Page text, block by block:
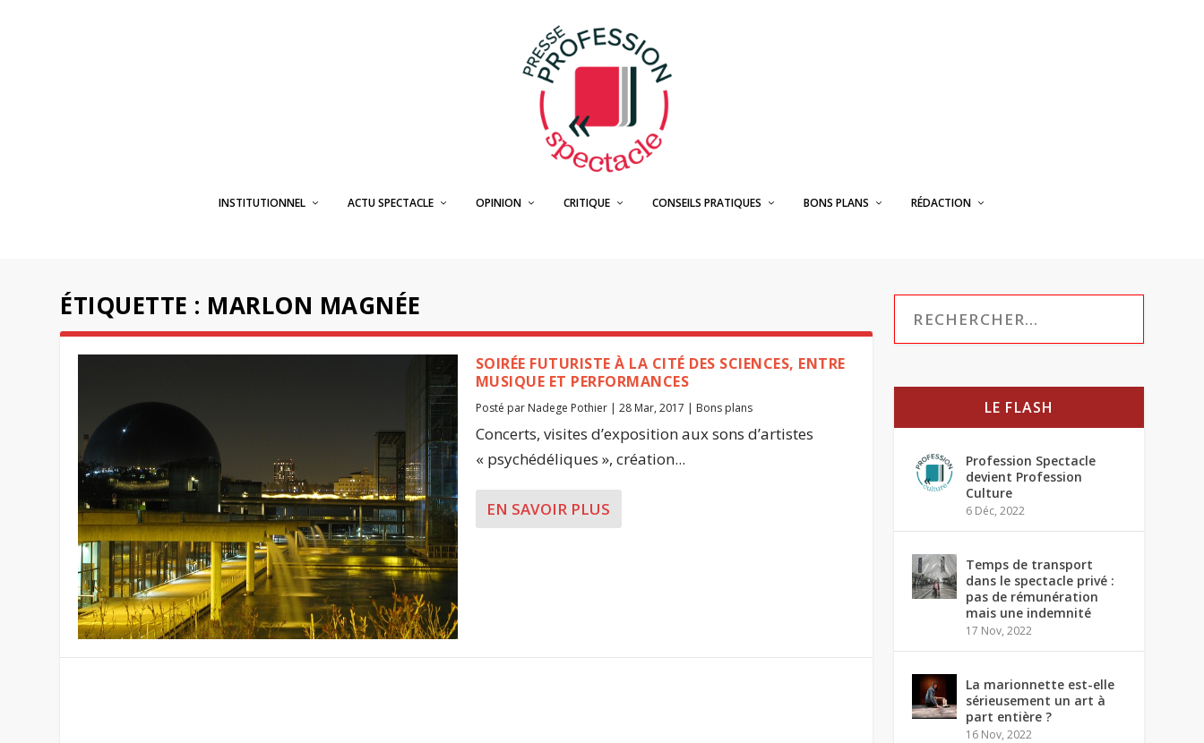
INSTITUTIONNEL ACTU SPECTACLE OPINION CRITIQUE CONSEILS PRATIQUES BONS PLANS RÉDACTION
ÉTIQUETTE : MARLON MAGNÉE
SOIRÉE FUTURISTE À LA CITÉ DES SCIENCES, ENTRE
MUSIQUE ET PERFORMANCES
Posté par Nadege Pothier| 28 Mar, 2017 | Bons plans
Concerts, visites d’exposition aux sons d’artistes
« psychédéliques », création...
EN SAVOIR PLUS
LE FLASH
Profession Spectacle
devient Profession
Culture
6 Déc, 2022
Temps de transport
dans le spectacle privé :
pas de rémunération
mais une indemnité
17 Nov, 2022
La marionnette est-elle
sérieusement un art à
part entière ?
16 Nov, 2022